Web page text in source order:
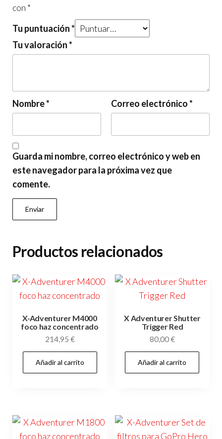
con *
Tu puntuación*
Tu valoración*
Nombre* Correo electrónico*
Guarda mi nombre, correo electrónico y web en
este navegador para la próxima vez que
comente.
Productos relacionados
X-Adventurer M4000
foco haz concentrado
214,95 €
Añadir al carrito
X Adventurer Shutter
Trigger Red
80,00€
Añadir al carrito